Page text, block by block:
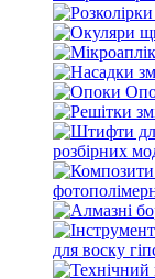
розбірних
для воску